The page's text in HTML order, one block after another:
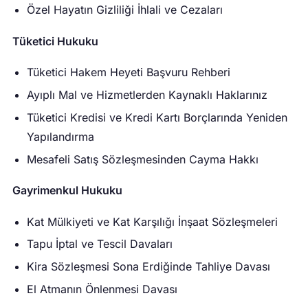
Özel Hayatın Gizliliği İhlali ve Cezaları
Tüketici Hukuku
Tüketici Hakem Heyeti Başvuru Rehberi
Ayıplı Mal ve Hizmetlerden Kaynaklı Haklarınız
Tüketici Kredisi ve Kredi Kartı Borçlarında Yeniden
Yapılandırma
Mesafeli Satış Sözleşmesinden Cayma Hakkı
Gayrimenkul Hukuku
Kat Mülkiyeti ve Kat Karşılığı İnşaat Sözleşmeleri
Tapu İptal ve Tescil Davaları
Kira Sözleşmesi Sona Erdiğinde Tahliye Davası
El Atmanın Önlenmesi Davası